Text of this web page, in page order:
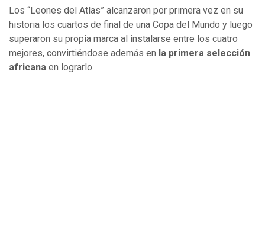
Los “Leones del Atlas” alcanzaron por primera vez en su
historia los cuartos de final de una Copa del Mundo y luego
superaron su propia marca al instalarse entre los cuatro
mejores, convirtiéndose además en la primera selección
africana en lograrlo.